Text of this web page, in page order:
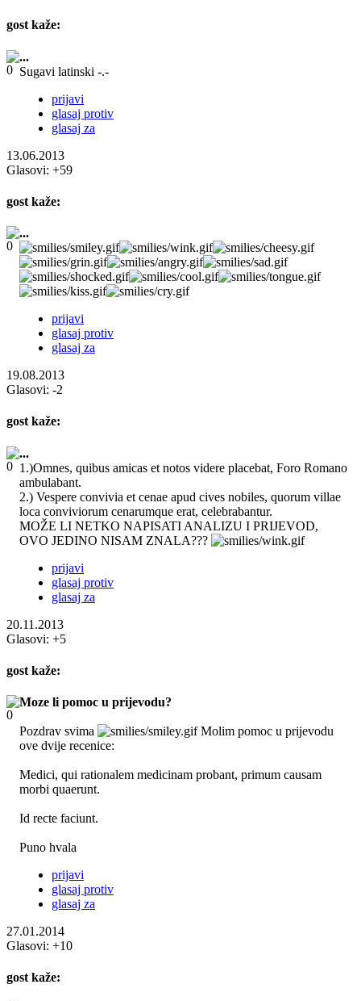
gost kaže:
...
Sugavi latinski -.-
prijavi
glasaj protiv
glasaj za
13.06.2013
Glasovi: +59
gost kaže:
...
prijavi
glasaj protiv
glasaj za
19.08.2013
Glasovi: -2
gost kaže:
...
1.)Omnes, quibus amicas et notos videre placebat, Foro Romano
ambulabant.
2.) Vespere convivia et cenae apud cives nobiles, quorum villae
loca conviviorum cenarumque erat, celebrabantur.
MOŽE LI NETKO NAPISATI ANALIZU I PRIJEVOD,
OVO JEDINO NISAM ZNALA???
prijavi
glasaj protiv
glasaj za
20.11.2013
Glasovi: +5
gost kaže:
Moze li pomoc u prijevodu?
Pozdrav svima
Molim pomoc u prijevodu
ove dvije recenice:
Medici, qui rationalem medicinam probant, primum causam
morbi quaerunt.
Id recte faciunt.
Puno hvala
prijavi
glasaj protiv
glasaj za
27.01.2014
Glasovi: +10
gost kaže: